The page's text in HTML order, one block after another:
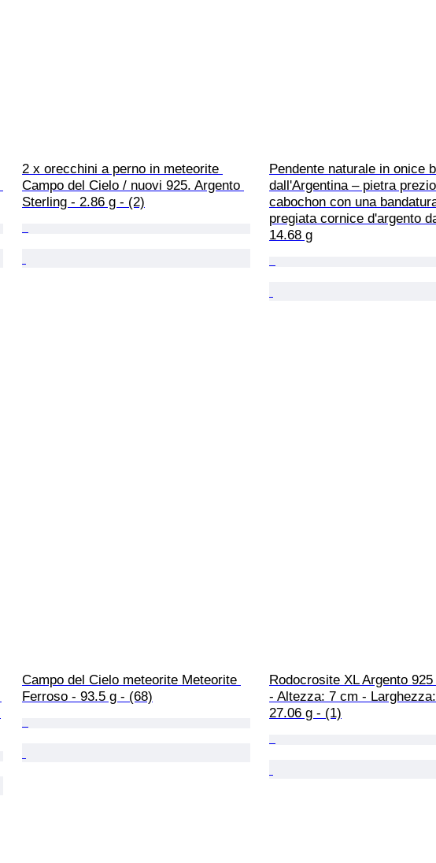
2 x orecchini a perno in meteorite
Campo del Cielo / nuovi 925. Argento
Sterling - 2.86 g - (2)
Pendente naturale in onice
dall'Argentina – pietra
cabochon con una
pregiata cornice d'argento
14.68 g
Campo del Cielo meteorite Meteorite
Ferroso - 93.5 g - (68)
Rodocrosite XL Argento
- Altezza: 7 cm -
27.06 g - (1)